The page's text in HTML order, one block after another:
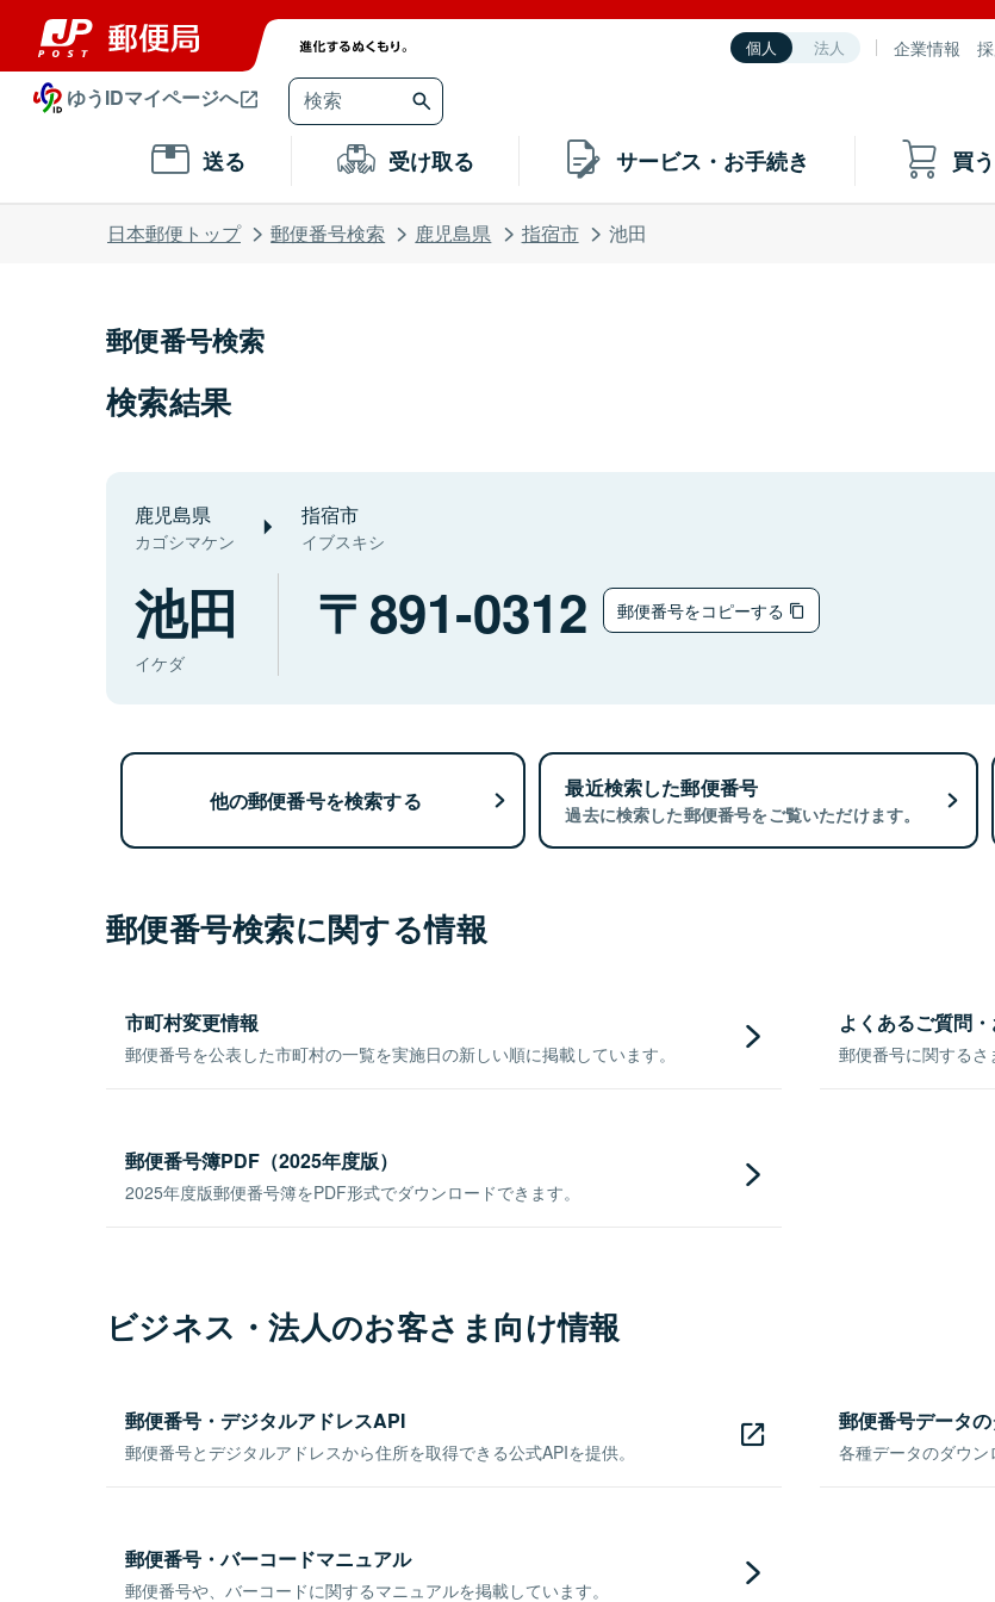
個人 法人 企業情報
ゆうIDマイページへ
送る 受け取る サービス・お手続き 買う
日本郵便トップ 郵便番号検索 鹿児島県 指宿市 池田
郵便番号検索
検索結果
鹿児島県
カゴシマケン
指宿市
イブスキシ
池田
イケダ
891-0312 郵便番号をコピーする
他の郵便番号を検索する 最近検索した郵便番号
過去に検索した郵便番号をご覧いただけます。
郵便番号検索に関する情報
市町村変更情報
郵便番号を公表した市町村の一覧を実施日の新しい順に掲載しています。
よくあるご質問
郵便番号に関するさ
郵便番号簿PDF（2025年度版）
2025年度版郵便番号簿をPDF形式でダウンロードできます。
ビジネス・法人のお客さま向け情報
郵便番号・デジタルアドレスAPI
郵便番号とデジタルアドレスから住所を取得できる公式APIを提供。
郵便番号データ
各種データのダウン
郵便番号・バーコードマニュアル
郵便番号や、バーコードに関するマニュアルを掲載しています。